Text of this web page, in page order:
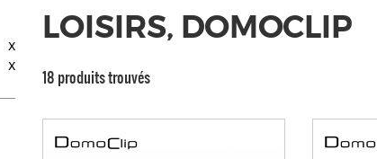
x
x
LOISIRS, DOMOCLIP
18 produits trouvés